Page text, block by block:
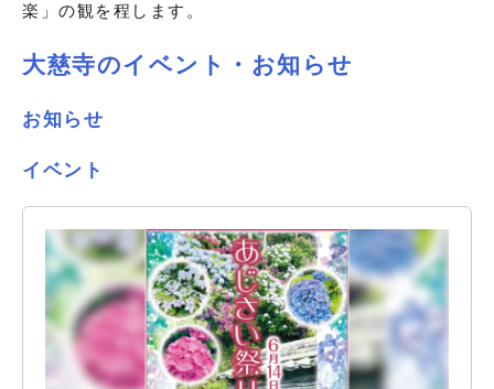
楽」の観を程します。
大慈寺のイベント・お知らせ
お知らせ
イベント